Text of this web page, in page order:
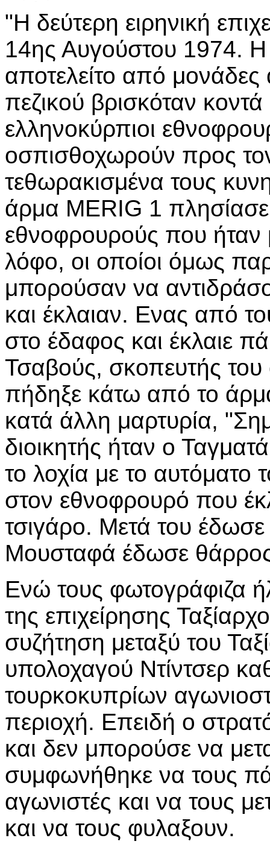
"Η δεύτερη ειρηνική
14ης Αυγούστου 1974.
αποτελείτο από
πεζικού βρισκόταν
ελληνοκύρπιοι
οσπισθοχωρούν προς
τεθωρακισμένα τους
άρμα MERIG 1
εθνοφρουρούς που ήταν
λόφο, οι οποίοι όμως
μπορούσαν να
και έκλαιαν. Ενας από
στο έδαφος και έκλαιε
Τσαβούς, σκοπευτής
πήδηξε κάτω από το
κατά άλλη μαρτυρία,
διοικητής ήταν ο
το λοχία με το
στον εθνοφρουρό που
τσιγάρο. Μετά του
Μουσταφά έδωσε
Ενώ τους φωτογράφιζα
της επιχείρησης
συζήτηση μεταξύ του
υπολοχαγού Ντίντσερ
τουρκοκυπρίων
περιοχή. Επειδή ο
και δεν μπορούσε να
συμφωνήθηκε να τους
αγωνιστές και να τους
και να τους φυλαξουν.